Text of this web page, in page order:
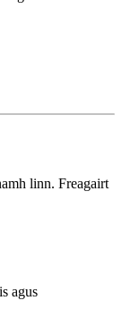
linn. Freagairt
agus